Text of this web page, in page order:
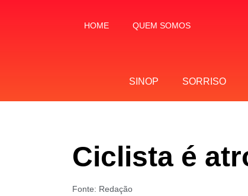
HOME QUEM SOMOS
SINOP SORRISO
Ciclista é
Fonte: Redação